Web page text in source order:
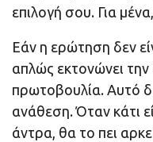
επιλογή σου. Για
Εάν η ερώτηση δεν
απλώς εκτονώνει την
πρωτοβουλία. Αυτό
ανάθεση. Όταν κάτι
άντρα, θα το πει